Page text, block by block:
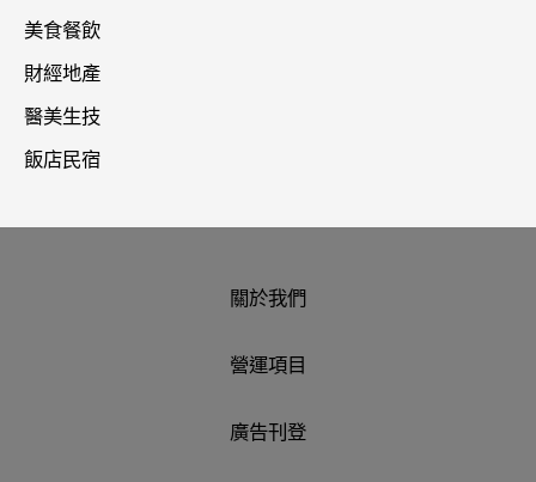
美食餐飲
財經地產
醫美生技
飯店民宿
關於我們
營運項目
廣告刊登